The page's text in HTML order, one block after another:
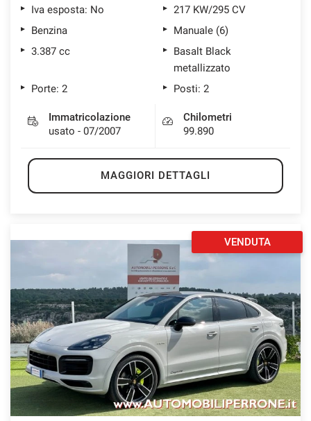
Iva esposta: No
217 KW/295 CV
Benzina
Manuale (6)
3.387 cc
Basalt Black
metallizzato
Porte: 2
Posti: 2
Immatricolazione
usato - 07/2007
Chilometri
99.890
MAGGIORI DETTAGLI
VENDUTA